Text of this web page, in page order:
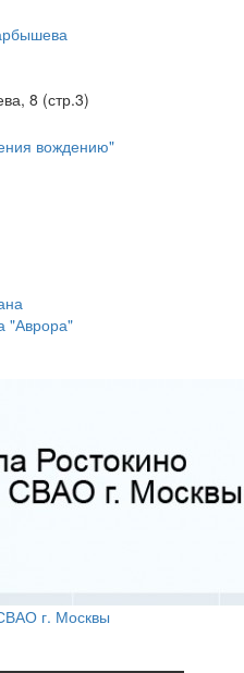
8 (стр.3)
вождению"
"Аврора"
г. Москвы